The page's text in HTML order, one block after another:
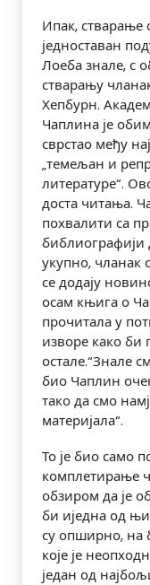
Ипак, стварање
једноставан
Лоеба знале, с
стварању
Хепбурн.
Чаплина је
сврстао међу
„темељан и
литературе“.
доста читања.
похвалити са
библиографији
укупно, чланак
се додају
осам књига о
прочитала у
изворе како
остале.“Знале
био Чаплин
тако да смо
материјала“.
То је био само
комплетирање
обзиром да је
би иједна од
су опширно, на
које је
један од